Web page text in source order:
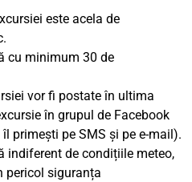
este acela de
cu minimum 30 de
vor fi postate în ultima
în grupul de Facebook
primești pe SMS și pe e-mail).
indiferent de condițiile meteo,
pericol siguranța